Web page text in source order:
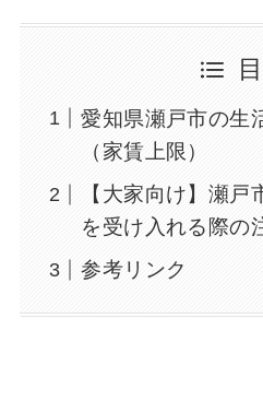
愛知県瀬戸市の生
（家賃上限）
【大家向け】瀬
を受け入れる際の
参考リンク